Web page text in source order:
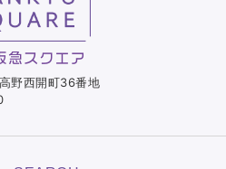
西開町36番地